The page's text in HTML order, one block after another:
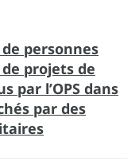
personnes
projets de
par l’OPS dans
par des